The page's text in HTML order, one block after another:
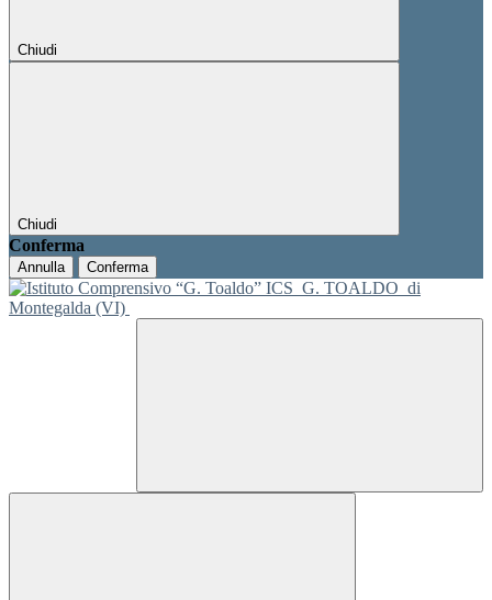
Chiudi
Chiudi
Conferma
Annulla Conferma
ICS G. TOALDO di
Montegalda (VI)